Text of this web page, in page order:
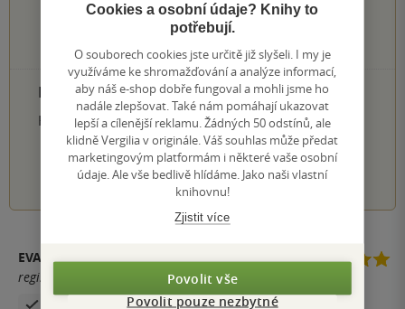
0×
3 hvězdičky
0×
2 hvězdičky
0×
1 hvezdička
PŘIDEJTE SVÉ HODNOCENÍ PRODUKTU
Hodnocení našich knihkupců: 0.0 z 5
1 2 3 4 5
EVA MATASOVÁ
registrovaný uživatel
Zakoupil produkt
Cookies a osobní údaje? Knihy to
potřebují.
O souborech cookies jste určitě již slyšeli. I my je
využíváme ke shromažďování a analýze informací,
aby náš e-shop dobře fungoval a mohli jsme ho
nadále zlepšovat. Také nám pomáhají ukazovat
lepší a cílenější reklamu. Žádných 50 odstínů, ale
klidně Vergilia v originále. Váš souhlas může předat
marketingovým platformám i některé vaše osobní
údaje. Ale vše bedlivě hlídáme. Jako naši vlastní
knihovnu!
Zjistit více
Povolit vše
Povolit pouze nezbytné